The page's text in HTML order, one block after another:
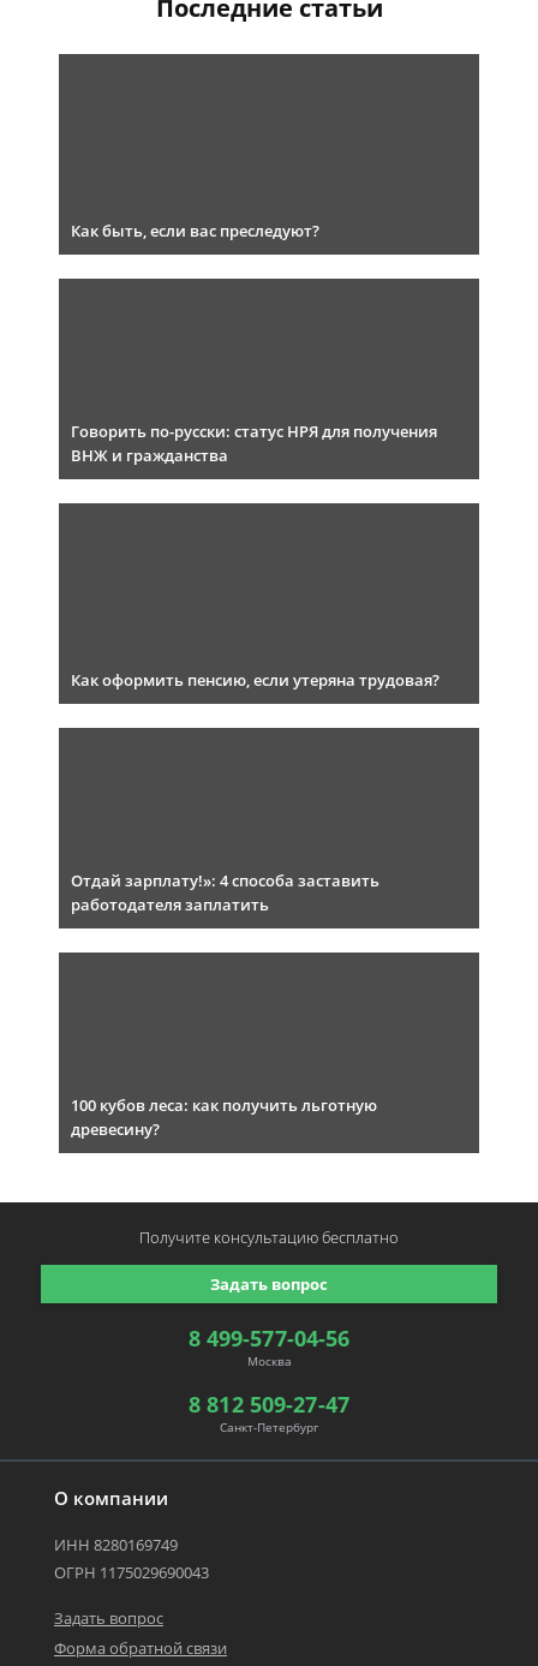
Последние статьи
Как быть, если вас преследуют?
Говорить по-русски: статус НРЯ для получения
ВНЖ и гражданства
Как оформить пенсию, если утеряна трудовая?
Отдай зарплату!»: 4 способа заставить
работодателя заплатить
100 кубов леса: как получить льготную
древесину?
О компании
ИНН 8280169749
ОГРН 1175029690043
Задать вопрос
Форма обратной связи
8 499-577-04-56
Москва
8 812 509-27-47
Санкт-Петербург
Задать вопрос
Получите консультациюбесплатно